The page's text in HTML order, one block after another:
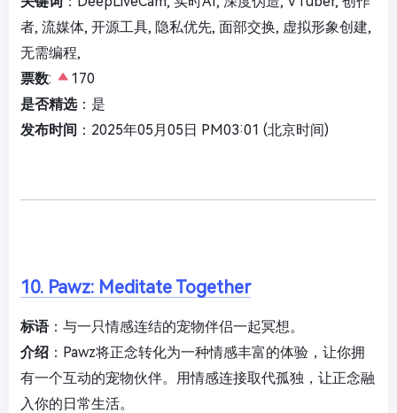
者, 流媒体, 开源工具, 隐私优先, 面部交换, 虚拟形象创建,
无需编程,
票数:
170
是否精选：是
发布时间 ：2025年05月05日 PM03:01 (北京时间)
10. Pawz: Meditate Together
标语：与一只情感连结的宠物伴侣一起冥想。
介绍 ：Pawz将正念转化为一种情感丰富的体验，让你拥
有一个互动的宠物伙伴。用情感连接取代孤独，让正念融
入你的日常生活。